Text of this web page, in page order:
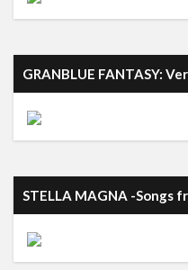
GRANBLUE FANTASY:
STELLA MAGNA -Songs